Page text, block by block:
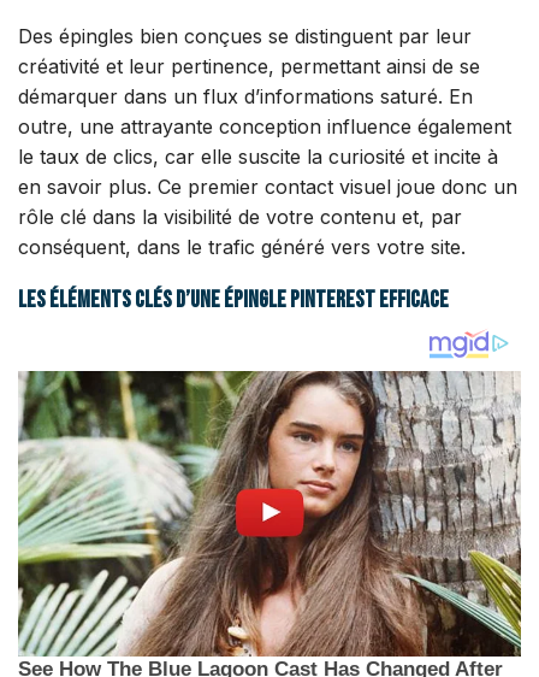
Des épingles bien conçues se distinguent par leur
créativité et leur pertinence, permettant ainsi de se
démarquer dans un flux d’informations saturé. En
outre, une attrayante conception influence également
le taux de clics, car elle suscite la curiosité et incite à
en savoir plus. Ce premier contact visuel joue donc un
rôle clé dans la visibilité de votre contenu et, par
conséquent, dans le trafic généré vers votre site.
Les éléments clés d’une épingle Pinterest efficace